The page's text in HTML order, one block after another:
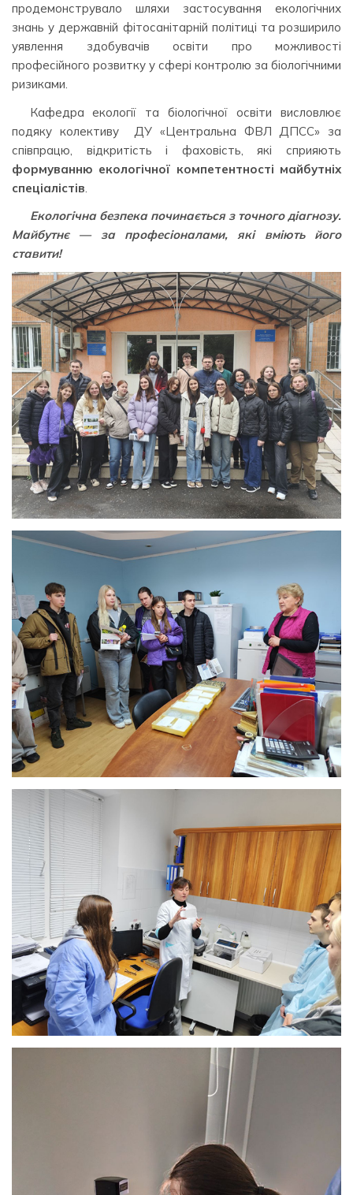
продемонструвало шляхи застосування екологічних
знань у державній фітосанітарній політиці та розширило
уявлення здобувачів освіти про можливості
професійного розвитку у сфері контролю за біологічними
ризиками.
Кафедра екології та біологічної освіти висловлює
подяку колективу ДУ «Центральна ФВЛ ДПСС» за
співпрацю, відкритість і фаховість, які сприяють
формуванню екологічної компетентності майбутніх
спеціалістів
Екологічна безпека починається з точного діагнозу.
Майбутнє — за професіоналами, які вміють його
ставити!